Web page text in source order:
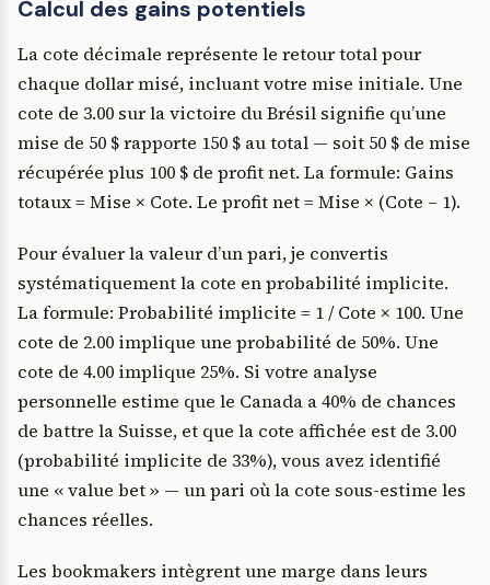
Calcul des gains potentiels
La cote décimale représente le retour total pour
chaque dollar misé, incluant votre mise initiale. Une
cote de 3.00 sur la victoire du Brésil signifie qu’une
mise de 50 $ rapporte 150 $ au total — soit 50 $ de mise
récupérée plus 100 $ de profit net. La formule: Gains
totaux = Mise × Cote. Le profit net = Mise × (Cote – 1).
Pour évaluer la valeur d’un pari, je convertis
systématiquement la cote en probabilité implicite.
La formule: Probabilité implicite = 1 / Cote × 100. Une
cote de 2.00 implique une probabilité de 50%. Une
cote de 4.00 implique 25%. Si votre analyse
personnelle estime que le Canada a 40% de chances
de battre la Suisse, et que la cote affichée est de 3.00
(probabilité implicite de 33%), vous avez identifié
une « value bet » — un pari où la cote sous-estime les
chances réelles.
Les bookmakers intègrent une marge dans leurs